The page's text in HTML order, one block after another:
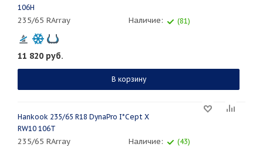
106H
235/65 RArray Наличие: (81)
11 820 руб.
В корзину
Hankook 235/65 R18 DynaPro I*Cept X
RW10 106T
235/65 RArray Наличие: (43)